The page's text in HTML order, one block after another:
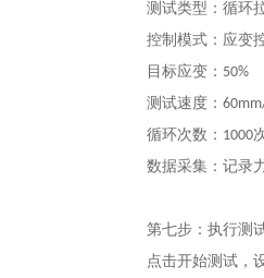
测试类型：循环
控制模式：应变
目标应变：50%
测试速度：
循环次数：1000
数据采集：记录
第七步：执行测
点击开始测试，